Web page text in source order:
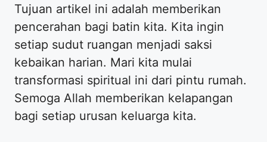
Tujuan artikel ini adalah memberikan
pencerahan bagi batin kita. Kita ingin
setiap sudut ruangan menjadi saksi
kebaikan harian. Mari kita mulai
transformasi spiritual ini dari pintu rumah.
Semoga Allah memberikan kelapangan
bagi setiap urusan keluarga kita.